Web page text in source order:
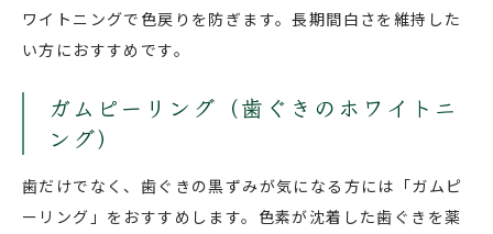
ワイトニングで色戻りを防ぎます。長期間白さを維持した
い方におすすめです。
ガムピーリング（歯ぐきのホワイトニ
ング）
歯だけでなく、歯ぐきの黒ずみが気になる方には「ガムピ
ーリング」をおすすめします。色素が沈着した歯ぐきを薬